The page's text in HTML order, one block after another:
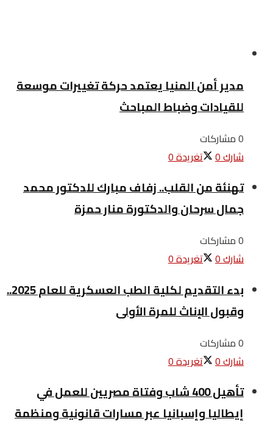
مدير أمن المنيا يعتمد حركة تغييرات موسعة
للقيادات وضباط المباحث
0 مشاركات
شارك0 تغريدة0
تهنئة من القلب.. زفاف مبارك للدكتور محمد
جمال سرحان والدكتورة منار حمزة
0 مشاركات
شارك0 تغريدة0
بدء التقديم لكلية الطب العسكرية للعام 2025..
وقبول الإناث للمرة الأولى
0 مشاركات
شارك0 تغريدة0
تأهيل 400 شاب وفتاة مصريين للعمل في
إيطاليا وإسبانيا عبر مسارات قانونية ومنظمة